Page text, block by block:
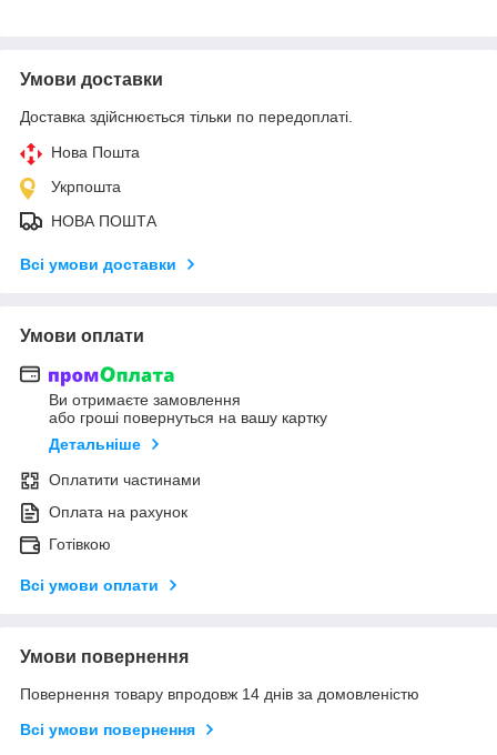
Умови доставки
Доставка здійснюється тільки по передоплаті.
Нова Пошта
Укрпошта
НОВА ПОШТА
Всі умови доставки
Умови оплати
Ви отримаєте замовлення
або гроші повернуться на вашу картку
Детальніше
Оплатити частинами
Оплата на рахунок
Готівкою
Всі умови оплати
Умови повернення
Повернення товару впродовж 14 днів за домовленістю
Всі умови повернення